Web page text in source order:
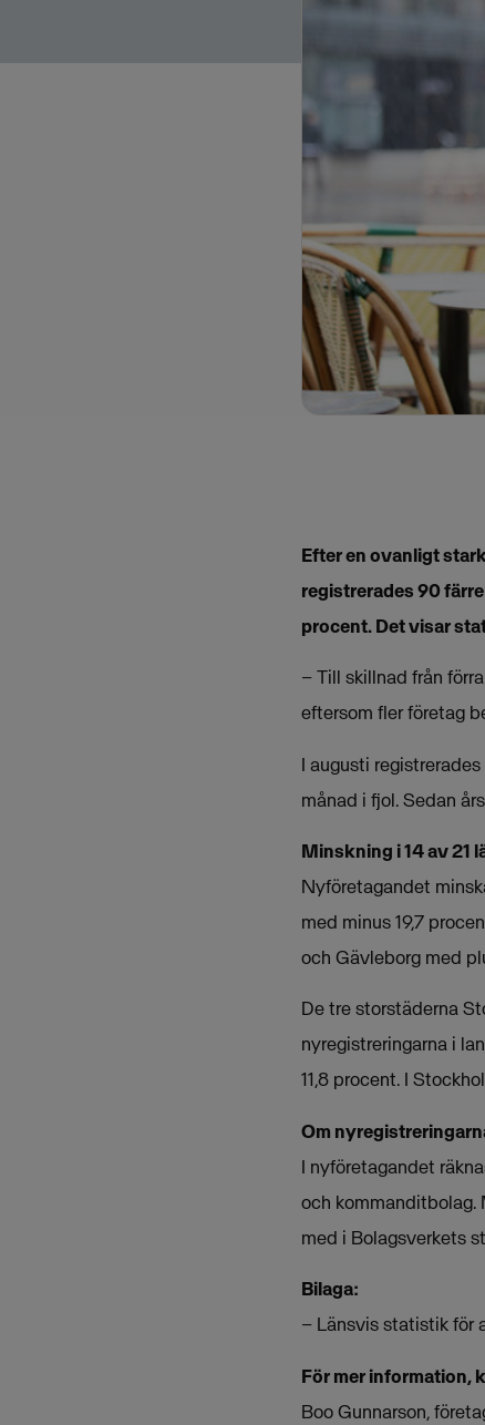
Efter en ovanligt
registrerades 90
procent. Det visar
– Till skillnad från
eftersom fler företag
I augusti
månad i fjol. Sedan
Minskning i 14 av 21
Nyföretagandet
med minus 19,7
och Gävleborg med
De tre storstäderna
nyregistreringarna i
11,8 procent. I
Om
I nyföretagandet
och kommanditbolag.
med i Bolagsverkets
Bilaga:
– Länsvis statistik för
För mer information,
Boo Gunnarson,